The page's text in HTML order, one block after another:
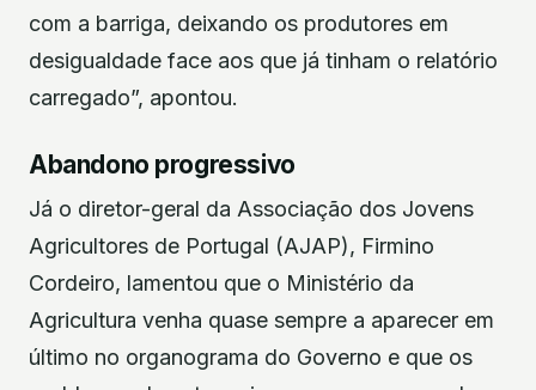
com a barriga, deixando os produtores em
desigualdade face aos que já tinham o relatório
carregado”, apontou.
Abandono progressivo
Já o diretor-geral da Associação dos Jovens
Agricultores de Portugal (AJAP), Firmino
Cordeiro, lamentou que o Ministério da
Agricultura venha quase sempre a aparecer em
último no organograma do Governo e que os